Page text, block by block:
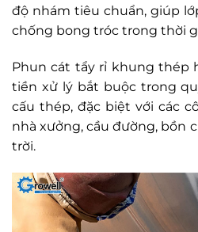
độ nhám tiêu chuẩn, giúp
chống bong tróc trong thời
Phun cát tẩy rỉ khung thép
tiền xử lý bắt buộc trong
cấu thép, đặc biệt với các
nhà xưởng, cầu đường, bồn
trời.